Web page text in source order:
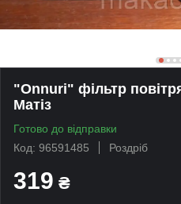
"Onnuri" фільтр
Матіз
Готово до відправки
Код: 96591485
Роздріб
319 ₴